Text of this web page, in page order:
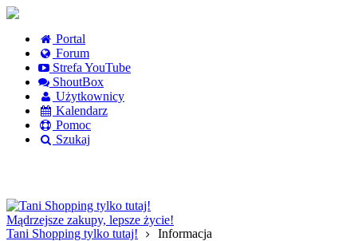
Portal
Forum
Strefa YouTube
ShoutBox
Użytkownicy
Kalendarz
Pomoc
Szukaj
Mądrzejsze zakupy, lepsze życie!
Tani Shopping tylko tutaj!
Informacja